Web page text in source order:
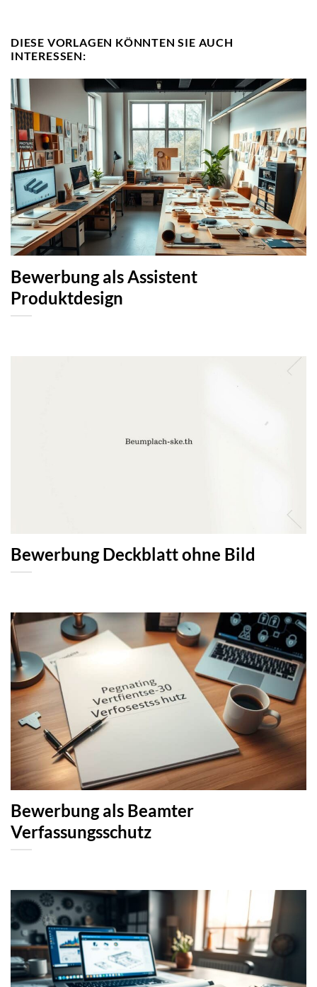
DIESE VORLAGEN KÖNNTEN SIE AUCH
INTERESSEN:
Bewerbung als Assistent
Produktdesign
Bewerbung Deckblatt ohne Bild
Bewerbung als Beamter
Verfassungsschutz